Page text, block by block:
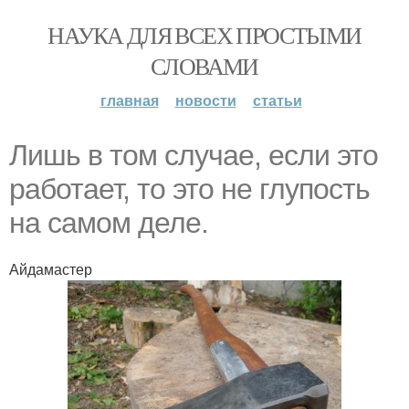
НАУКА ДЛЯ ВСЕХ ПРОСТЫМИ
СЛОВАМИ
главная новости статьи
Лишь в том случае, если это
работает, то это не глупость
на самом деле.
Айдамастер